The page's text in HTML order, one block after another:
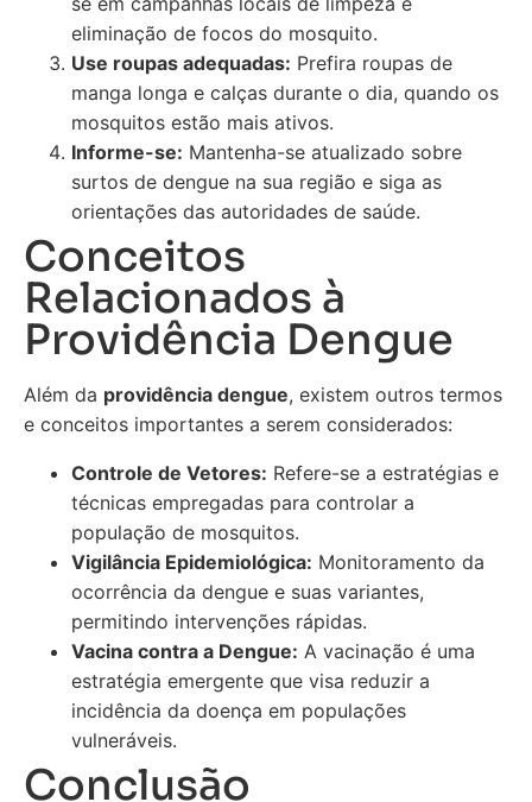
eliminação de focos do mosquito.
Use roupas adequadas: Prefira roupas de
manga longa e calças durante o dia, quando os
mosquitos estão mais ativos.
Informe-se: Mantenha-se atualizado sobre
surtos de dengue na sua região e siga as
orientações das autoridades de saúde.
Conceitos
Relacionados à
Providência Dengue
Além da providência dengue, existem outros termos
e conceitos importantes a serem considerados:
Controle de Vetores: Refere-se a estratégias e
técnicas empregadas para controlar a
população de mosquitos.
Vigilância Epidemiológica: Monitoramento da
ocorrência da dengue e suas variantes,
permitindo intervenções rápidas.
Vacina contra a Dengue: A vacinação é uma
estratégia emergente que visa reduzir a
incidência da doença em populações
vulneráveis.
Conclusão